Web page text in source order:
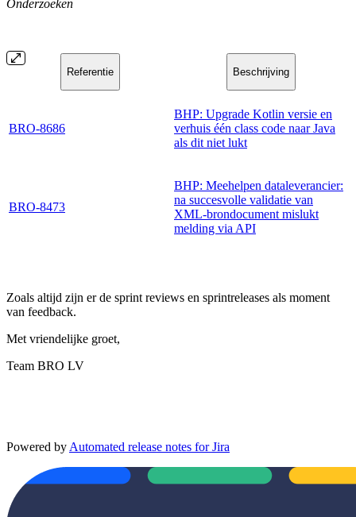
Onderzoeken
Referentie Beschrijving
BRO-8686
BHP: Upgrade Kotlin versie en
verhuis één class code naar Java
als dit niet lukt
BRO-8473
BHP: Meehelpen dataleverancier:
na succesvolle validatie van
XML-brondocument mislukt
melding via API
Zoals altijd zijn er de sprint reviews en sprintreleases als moment
van feedback.
Met vriendelijke groet,
Team BRO LV
Powered by Automated release notes for Jira